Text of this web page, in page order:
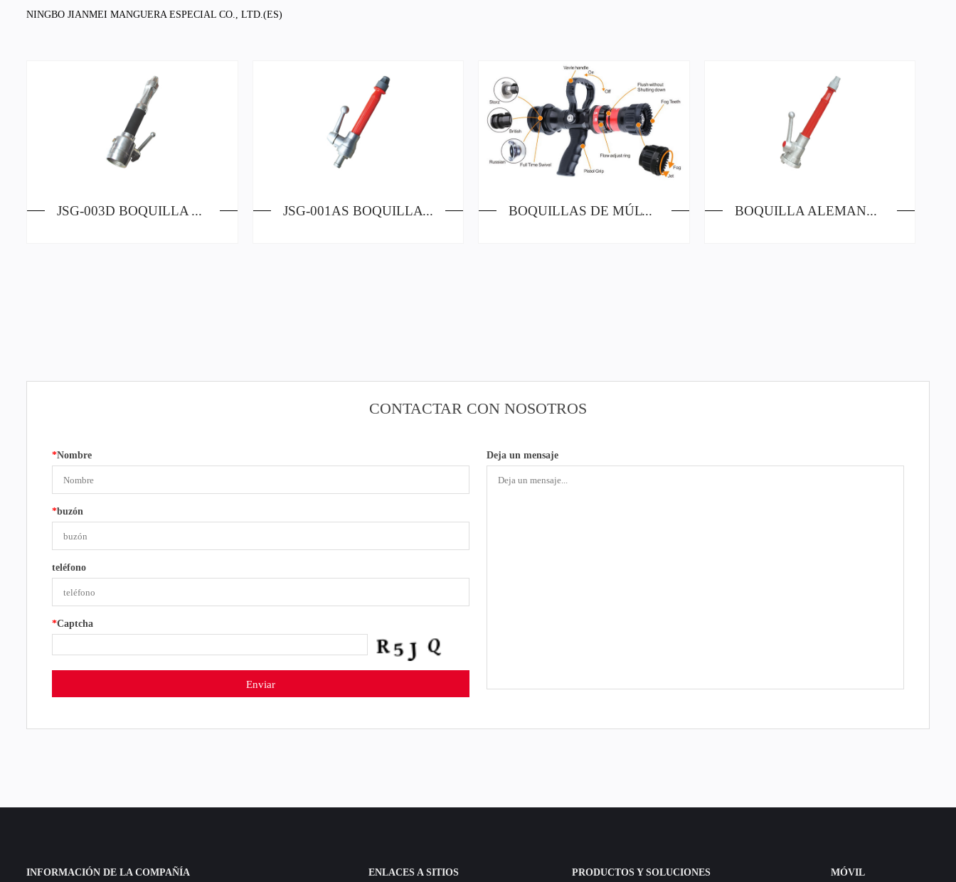
NINGBO JIANMEI MANGUERA ESPECIAL CO., LTD.(ES)
JSG-003D BOQUILLA AMERICANA JSG-001AS BOQUILLA ALEMANA BOQUILLAS DE MÚLTIPLES FUNCIONES QLD-600 BOQUILLA ALEMANA JSG-001C
CONTACTAR CON NOSOTROS
*Nombre
*buzón
teléfono
*Captcha
Deja un mensaje
INFORMACIÓN DE LA COMPAÑÍA ENLACES A SITIOS PRODUCTOS Y SOLUCIONES MÓVIL